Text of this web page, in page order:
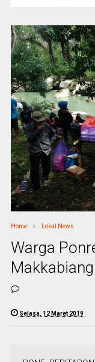
Home Lokal News
Warga
Selasa, 12 Maret 2019